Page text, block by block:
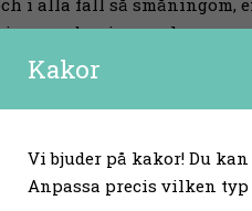
jag, som bor i
Kakor
Vi bjuder på kakor! Du
Anpassa precis vilken